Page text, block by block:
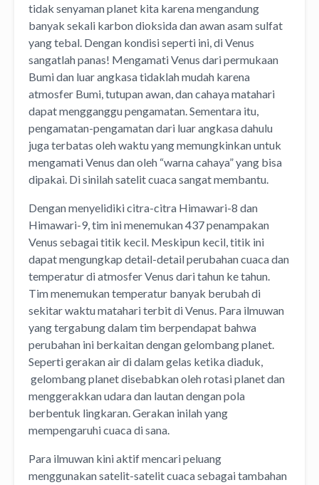
tidak senyaman planet kita karena mengandung
banyak sekali karbon dioksida dan awan asam sulfat
yang tebal. Dengan kondisi seperti ini, di Venus
sangatlah panas! Mengamati Venus dari permukaan
Bumi dan luar angkasa tidaklah mudah karena
atmosfer Bumi, tutupan awan, dan cahaya matahari
dapat mengganggu pengamatan. Sementara itu,
pengamatan-pengamatan dari luar angkasa dahulu
juga terbatas oleh waktu yang memungkinkan untuk
mengamati Venus dan oleh “warna cahaya” yang bisa
dipakai. Di sinilah satelit cuaca sangat membantu.
Dengan menyelidiki citra-citra Himawari-8 dan
Himawari-9, tim ini menemukan 437 penampakan
Venus sebagai titik kecil. Meskipun kecil, titik ini
dapat mengungkap detail-detail perubahan cuaca dan
temperatur di atmosfer Venus dari tahun ke tahun.
Tim menemukan temperatur banyak berubah di
sekitar waktu matahari terbit di Venus. Para ilmuwan
yang tergabung dalam tim berpendapat bahwa
perubahan ini berkaitan dengan gelombang planet.
Seperti gerakan air di dalam gelas ketika diaduk,
gelombang planet disebabkan oleh rotasi planet dan
menggerakkan udara dan lautan dengan pola
berbentuk lingkaran. Gerakan inilah yang
mempengaruhi cuaca di sana.
Para ilmuwan kini aktif mencari peluang
menggunakan satelit-satelit cuaca sebagai tambahan